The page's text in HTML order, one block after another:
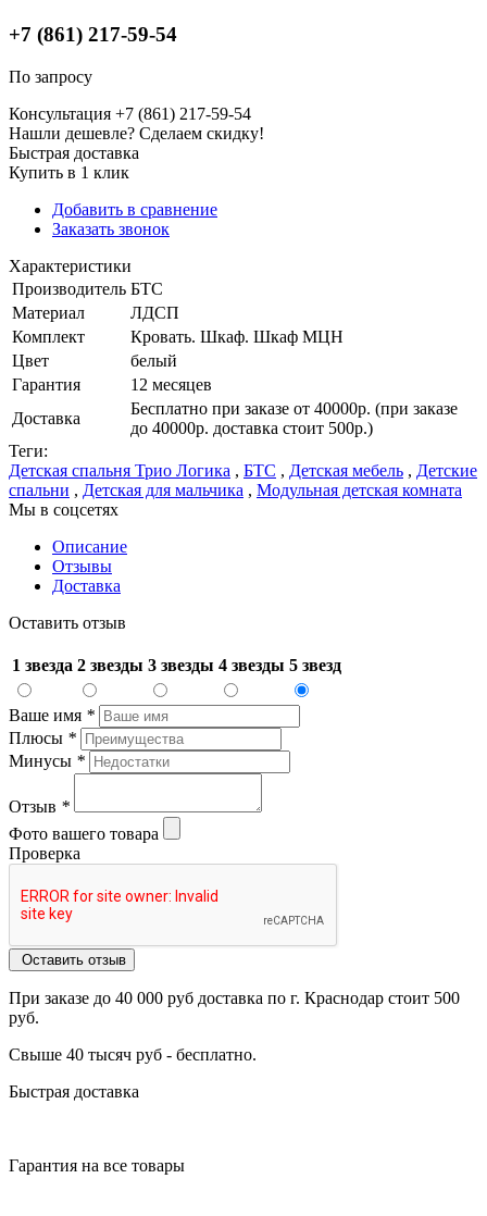
+7 (861) 217-59-54
По запросу
Консультация +7 (861) 217-59-54
Нашли дешевле? Сделаем скидку!
Быстрая доставка
Купить в 1 клик
Добавить в сравнение
Заказать звонок
Характеристики
Производитель БТС
Материал
ЛДСП
Комплект
Кровать. Шкаф. Шкаф МЦН
Цвет
белый
Гарантия
12 месяцев
Доставка
Бесплатно при заказе от 40000р. (при заказе
до 40000р. доставка стоит 500р.)
Теги:
Детская спальня Трио Логика , БТС , Детская мебель , Детские
спальни , Детская для мальчика , Модульная детская комната
Мы в соцсетях
Описание
Отзывы
Доставка
Оставить отзыв
1 звезда 2 звезды 3 звезды 4 звезды 5 звезд
Ваше имя *
Плюсы *
Минусы *
Отзыв *
Фото вашего товара
Проверка
Оставить отзыв
При заказе до 40 000 руб доставка по г. Краснодар стоит 500
руб.
Свыше 40 тысяч руб - бесплатно.
Быстрая доставка
Гарантия на все товары